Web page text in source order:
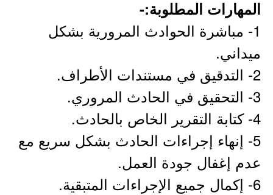
المهارات المطلوبة:-
1- مباشرة الحوادث المرورية بشكل
ميداني.
2- التدقيق في مستندات الأطراف.
3- التحقيق في الحادث المروري.
4- كتابة التقرير الخاص بالحادث.
5- إنهاء إجراءات الحادث بشكل سريع مع
عدم إغفال جودة العمل.
6- إكمال جميع الإجراءات المتبقية.